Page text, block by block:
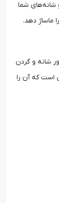
شانه‌های شما
ماساژ دهد.
شانه و گردن
است که آن را